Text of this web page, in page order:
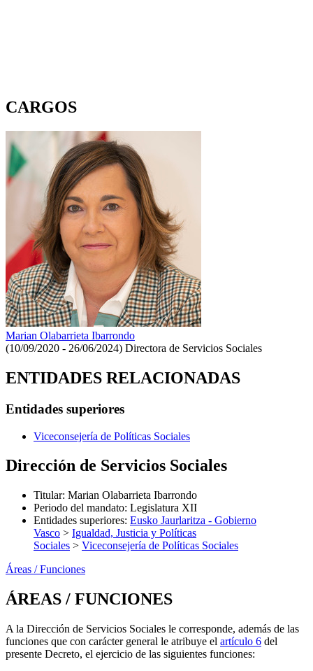
CARGOS
Marian Olabarrieta Ibarrondo
(10/09/2020 - 26/06/2024) Directora de Servicios Sociales
ENTIDADES RELACIONADAS
Entidades superiores
Viceconsejería de Políticas Sociales
Dirección de Servicios Sociales
Titular: Marian Olabarrieta Ibarrondo
Periodo del mandato: Legislatura XII
Entidades superiores: Eusko Jaurlaritza - Gobierno
Vasco > Igualdad, Justicia y Políticas
Sociales > Viceconsejería de Políticas Sociales
Áreas / Funciones
ÁREAS / FUNCIONES
A la Dirección de Servicios Sociales le corresponde, además de las
funciones que con carácter general le atribuye el artículo 6 del
presente Decreto, el ejercicio de las siguientes funciones: